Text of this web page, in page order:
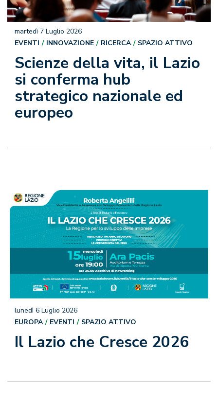
Scienze della vita, il Lazio
si conferma hub
strategico nazionale ed
europeo
martedì 7 Luglio 2026
EVENTI
INNOVAZIONE RICERCA SPAZIO ATTIVO
Il Lazio che Cresce 2026
lunedì 6 Luglio 2026
EUROPA
EVENTI SPAZIO ATTIVO